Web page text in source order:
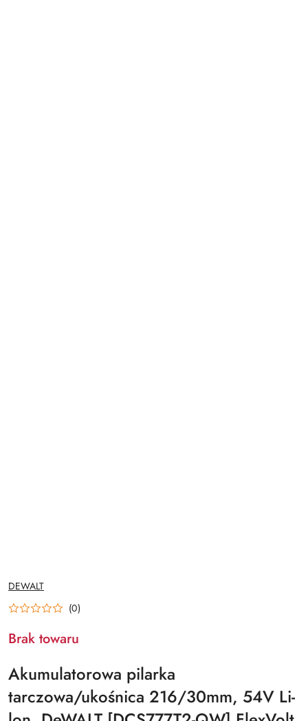
NAZWA
PRODUCENTA:
DEWALT
(0)
Brak towaru
Akumulatorowa pilarka
tarczowa/ukośnica 216/30mm, 54V Li-